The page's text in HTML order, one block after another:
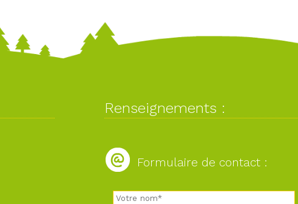
Renseignements :
Formulaire de contact :